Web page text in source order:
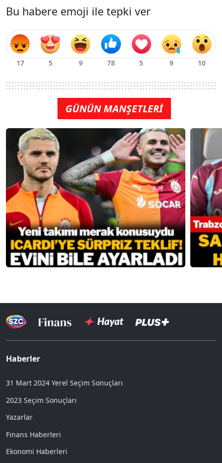
Bu habere emoji ile tepki ver
GÜNÜN MANŞETLERİ
Haberler
31 Mart 2024 Yerel Seçim Sonuçları
2023 Seçim Sonuçları
Yazarlar
Finans Haberleri
Ekonomi Haberleri